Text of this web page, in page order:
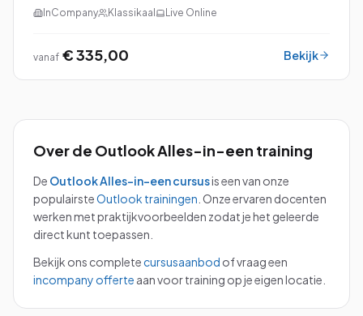
benutten. De principes van Time Management worden
InCompany Klassikaal Live Online
vanaf € 335,00 Bekijk
Over de Outlook Alles-in-een training
De Outlook Alles-in-eencursusis een van onze
populairsteOutlook trainingen Onze ervaren docenten
werken met praktijkvoorbeelden zodat je het geleerde
direct kunt toepassen.
Bekijk ons completecursusaanbod of vraag een
incompany offerte aan voor training op je eigen locatie.